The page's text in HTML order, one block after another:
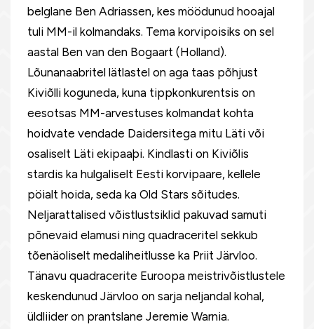
belglane Ben Adriassen, kes möödunud hooajal
tuli MM-il kolmandaks. Tema korvipoisiks on sel
aastal Ben van den Bogaart (Holland).
Lõunanaabritel lätlastel on aga taas põhjust
Kiviõlli koguneda, kuna tippkonkurentsis on
eesotsas MM-arvestuses kolmandat kohta
hoidvate vendade Daidersitega mitu Läti või
osaliselt Läti ekipaaþi. Kindlasti on Kiviõlis
stardis ka hulgaliselt Eesti korvipaare, kellele
pöialt hoida, seda ka Old Stars sõitudes.
Neljarattalised võistlustsiklid pakuvad samuti
põnevaid elamusi ning quadraceritel sekkub
tõenäoliselt medaliheitlusse ka Priit Järvloo.
Tänavu quadracerite Euroopa meistrivõistlustele
keskendunud Järvloo on sarja neljandal kohal,
üldliider on prantslane Jeremie Warnia.